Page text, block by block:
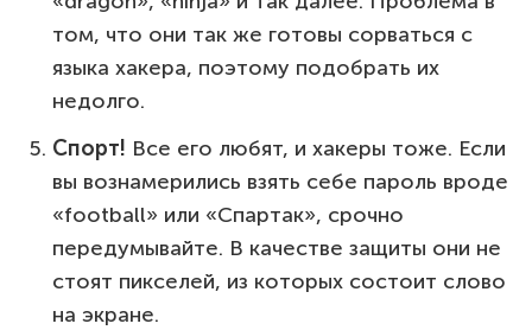
том, что они так же готовы сорваться с
языка хакера, поэтому подобрать их
недолго.
Спорт! Все его любят, и хакеры тоже. Если
вы вознамерились взять себе пароль вроде
«football» или «Спартак», срочно
передумывайте. В качестве защиты они не
стоят пикселей, из которых состоит слово
на экране.